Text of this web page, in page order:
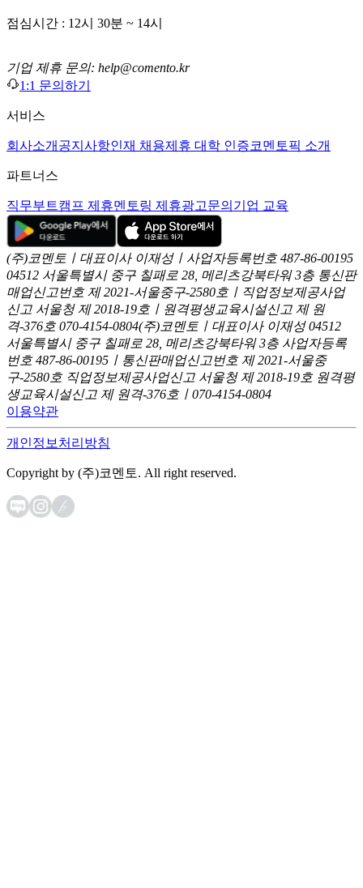
점심시간 : 12시 30분 ~ 14시
기업 제휴 문의: help@comento.kr
1:1 문의하기
서비스
회사소개 공지사항인재 채용제휴 대학 인증코멘토픽 소개
파트너스
직무부트캠프 제휴멘토링 제휴광고문의 기업 교육
(주)코멘토ㅣ대표이사 이재성ㅣ사업자등록번호 487-86-00195
04512 서울특별시 중구 칠패로 28, 메리츠강북타워 3층 통신판
매업신고번호 제 2021-서울중구-2580호ㅣ직업정보제공사업
신고 서울청 제 2018-19호ㅣ원격평생교육시설신고 제 원
격-376호 070-4154-0804(주)코멘토ㅣ대표이사 이재성 04512
서울특별시 중구 칠패로 28, 메리츠강북타워 3층 사업자등록
번호 487-86-00195ㅣ통신판매업신고번호 제 2021-서울중
구-2580호 직업정보제공사업신고 서울청 제 2018-19호 원격평
생교육시설신고 제 원격-376호ㅣ070-4154-0804
이용약관
개인정보처리방침
Copyright by (주)코멘토. All right reserved.